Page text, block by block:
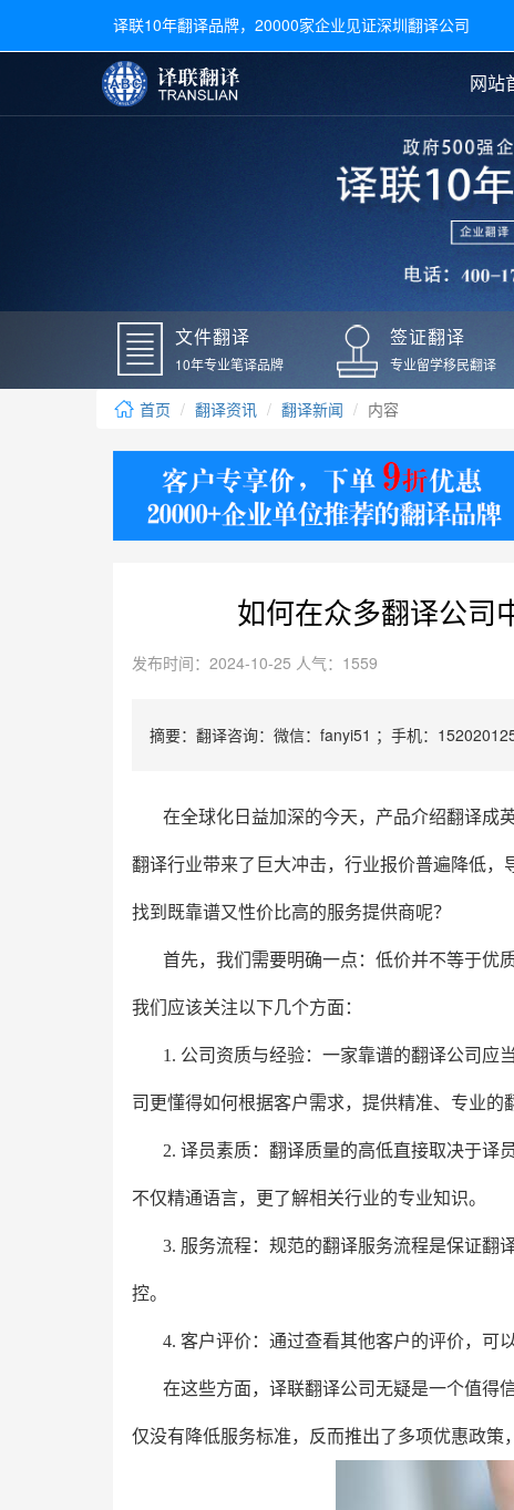
译联10年翻译品牌，20000家企业见证深圳翻译公司
网站
文件翻译 医
广交会翻译
常用语种翻译
日语翻译
德语翻译
毕业证翻译
户口本翻译
学位证翻译
身份证翻译
签证
银行流
驾照翻
疫苗本
新冠
核酸检
译
翻译新闻
文件翻译
10年专业笔译品牌
签证翻译
专业留学移民翻译
首页 翻译资讯 翻译新闻 内容
如何在众多翻译公司
发布时间：2024-10-25 人气：1559
摘要：翻译咨询：微信：fanyi51 ；手机：
在全球化日益加深的今天，产品介绍翻译成
翻译行业带来了巨大冲击，行业报价普遍降低
找到既靠谱又性价比高的服务提供商呢？
首先，我们需要明确一点：低价并不等于优
我们应该关注以下几个方面：
1. 公司资质与经验：一家靠谱的翻译公司应
司更懂得如何根据客户需求，提供精准、专业的
2. 译员素质：翻译质量的高低直接取决于译
不仅精通语言，更了解相关行业的专业知识。
3. 服务流程：规范的翻译服务流程是保证翻
控。
4. 客户评价：通过查看其他客户的评价，可
在这些方面，译联翻译公司无疑是一个值得
仅没有降低服务标准，反而推出了多项优惠政策